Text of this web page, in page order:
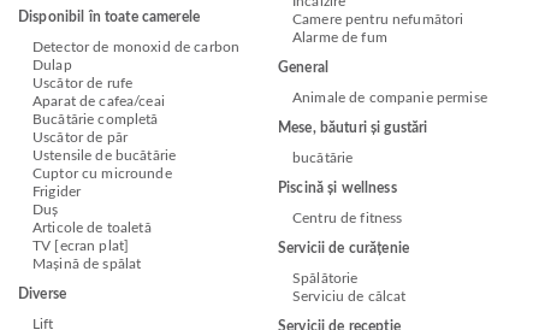
Disponibil în toate camerele
Detector de monoxid de carbon
Dulap
Uscător de rufe
Aparat de cafea/ceai
Bucătărie completă
Uscător de păr
Ustensile de bucătărie
Cuptor cu microunde
Frigider
Duș
Articole de toaletă
TV [ecran plat]
Mașină de spălat
Diverse
Lift
Camere pentru nefumători
Alarme de fum
General
Animale de companie permise
Mese, băuturi și gustări
bucătărie
Piscină și wellness
Centru de fitness
Servicii de curățenie
Spălătorie
Serviciu de călcat
Servicii de recepție